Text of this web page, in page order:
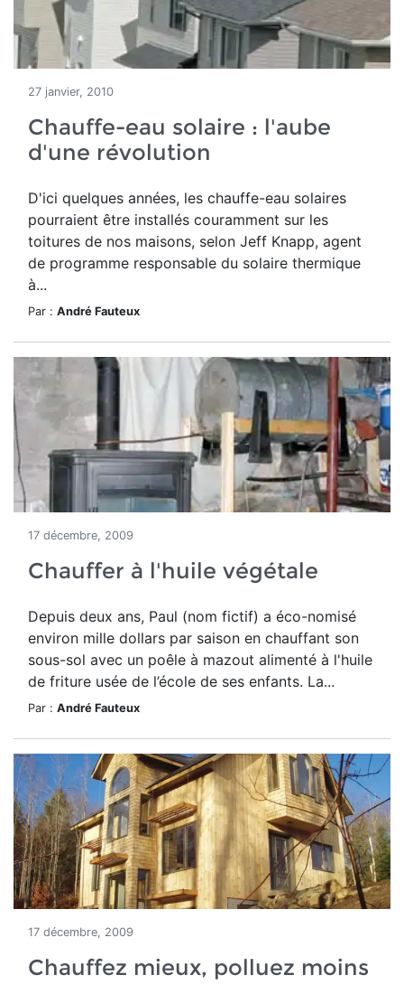
27 janvier, 2010
Chauffe-eau solaire : l'aube
d'une révolution
D'ici quelques années, les chauffe-eau solaires
pourraient être installés couramment sur les
toitures de nos maisons, selon Jeff Knapp, agent
de programme responsable du solaire thermique
à...
Par : André Fauteux
17 décembre, 2009
Chauffer à l'huile végétale
Depuis deux ans, Paul (nom fictif) a éco-nomisé
environ mille dollars par saison en chauffant son
sous-sol avec un poêle à mazout alimenté à l'huile
de friture usée de l’école de ses enfants. La...
Par : André Fauteux
17 décembre, 2009
Chauffez mieux, polluez moins